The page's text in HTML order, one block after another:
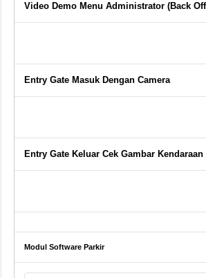
Video Demo Menu Administrator (Back
Entry Gate Masuk Dengan Camera
Entry Gate Keluar Cek Gambar Kendaraan
Modul Software Parkir